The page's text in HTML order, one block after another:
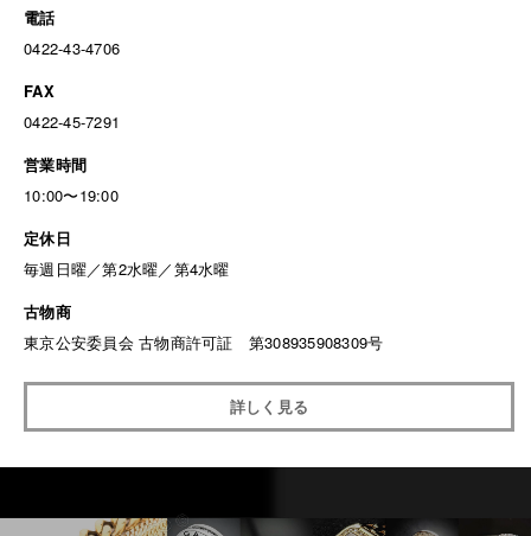
電話
0422-43-4706
FAX
0422-45-7291
営業時間
10:00〜19:00
定休日
毎週日曜／第2水曜／第4水曜
古物商
東京公安委員会 古物商許可証 第308935908309号
詳しく見る